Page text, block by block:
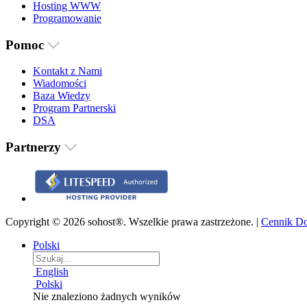
Hosting WWW
Programowanie
Pomoc
Kontakt z Nami
Wiadomości
Baza Wiedzy
Program Partnerski
DSA
Partnerzy
Copyright © 2026 sohost®. Wszelkie prawa zastrzeżone. | Cennik
Polski
English
Polski
Nie znaleziono żadnych wyników